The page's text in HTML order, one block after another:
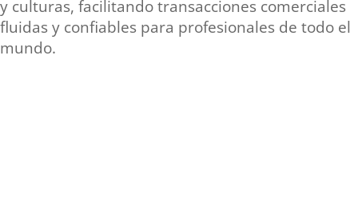
y culturas, facilitando transacciones comerciales
fluidas y confiables para profesionales de todo el
mundo.